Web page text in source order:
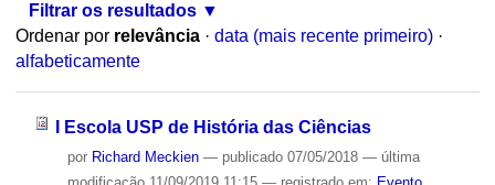
Filtrar os resultados
Ordenar por relevância · data (mais recente primeiro) ·
alfabeticamente
I Escola USP de História das Ciências
por Richard Meckien — publicado07/05/2018 — última